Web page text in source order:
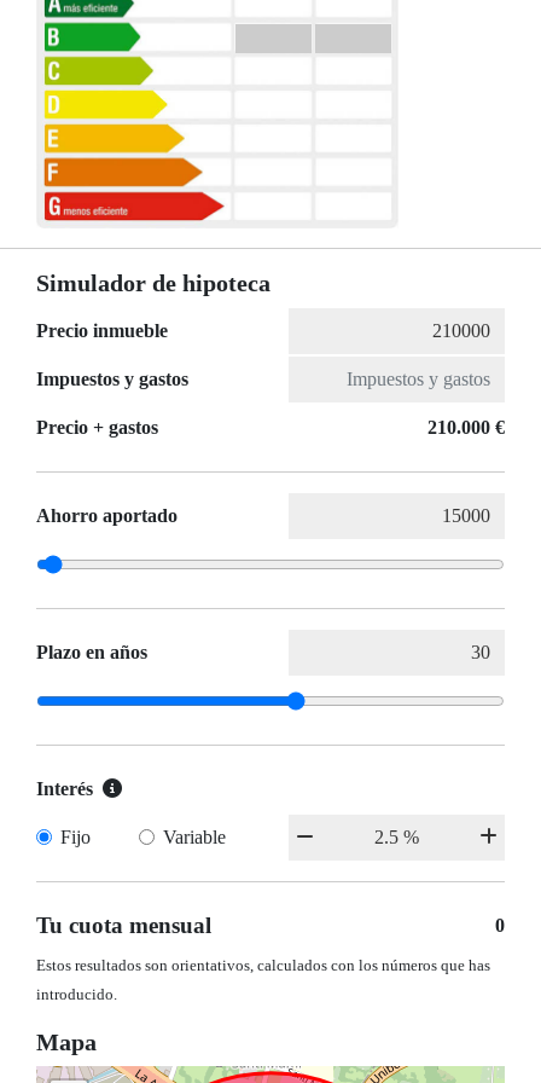
Simulador de hipoteca
Precio inmueble
Impuestos y gastos
Precio + gastos 210.000 €
Ahorro aportado
Plazo en años
Interés
Fijo Variable
Tu cuota mensual 0
Estos resultados son orientativos, calculados con los números que has
introducido.
Mapa